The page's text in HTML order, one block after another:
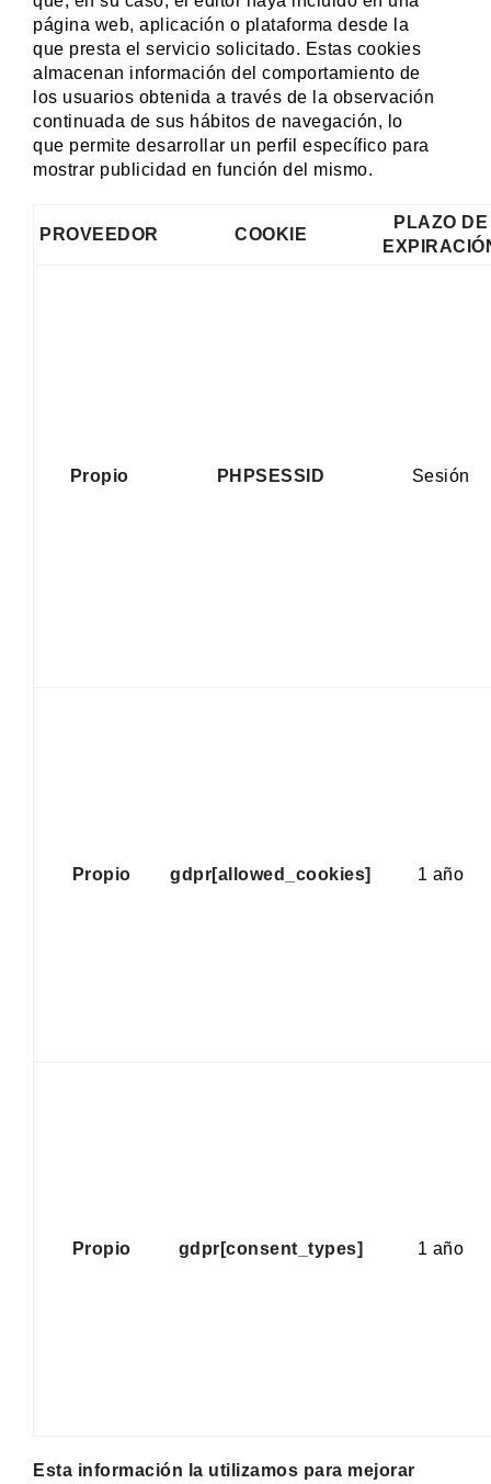
página web, aplicación o plataforma desde la
que presta el servicio solicitado. Estas cookies
almacenan información del comportamiento de
los usuarios obtenida a través de la observación
continuada de sus hábitos de navegación, lo
que permite desarrollar un perfil específico para
mostrar publicidad en función del mismo.
PROVEEDOR COOKIE
PLAZO DE
Propio PHPSESSID Sesión
Propio gdpr[allowed_cookies] 1 año
Propio gdpr[consent_types] 1 año
Esta información la utilizamos para mejorar